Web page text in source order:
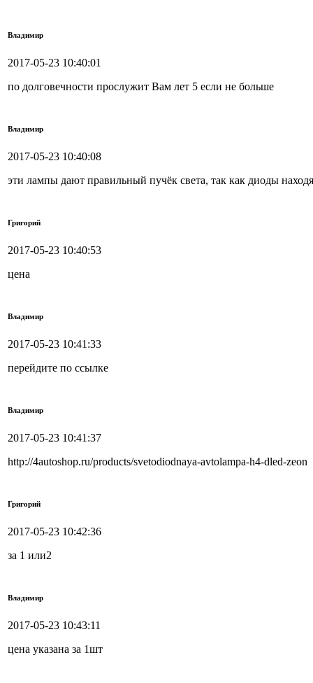
Владимир
2017-05-23 10:40:01
по долговечности прослужит Вам лет 5 если не больше
Владимир
2017-05-23 10:40:08
эти лампы дают правильный пучёк света, так как диоды
Григорий
2017-05-23 10:40:53
цена
Владимир
2017-05-23 10:41:33
перейдите по ссылке
Владимир
2017-05-23 10:41:37
http://4autoshop.ru/products/svetodiodnaya-avtolampa-h4-dled-zeon
Григорий
2017-05-23 10:42:36
за 1 или2
Владимир
2017-05-23 10:43:11
цена указана за 1шт